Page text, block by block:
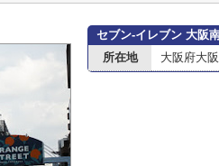
セブン-イレブン 大阪
所在地
大阪府大